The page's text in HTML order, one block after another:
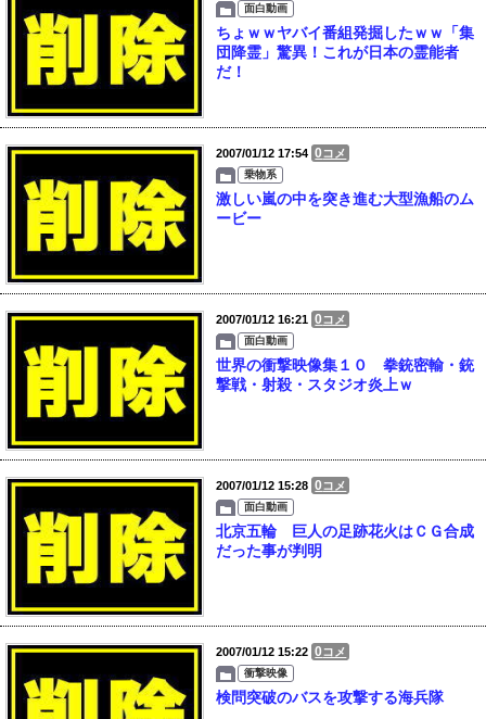
面白動画
ちょｗｗヤバイ番組発掘したｗｗ「集
団降霊」驚異！これが日本の霊能者
だ！
2007/01/12 17:54 0 コメ
乗物系
激しい嵐の中を突き進む大型漁船のム
ービー
2007/01/12 16:21 0 コメ
面白動画
世界の衝撃映像集１０ 拳銃密輸・銃
撃戦・射殺・スタジオ炎上ｗ
2007/01/12 15:28 0 コメ
面白動画
北京五輪 巨人の足跡花火はＣＧ合成
だった事が判明
2007/01/12 15:22 0 コメ
衝撃映像
検問突破のバスを攻撃する海兵隊